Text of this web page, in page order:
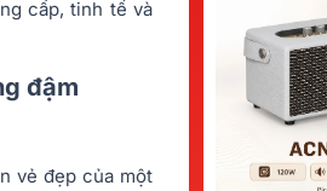
cấp, tinh tế và
đậm
vẻ đẹp của một